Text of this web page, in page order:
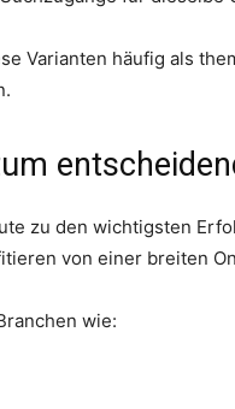
Varianten häufig als
zu den wichtigsten
von einer breiten
wie: